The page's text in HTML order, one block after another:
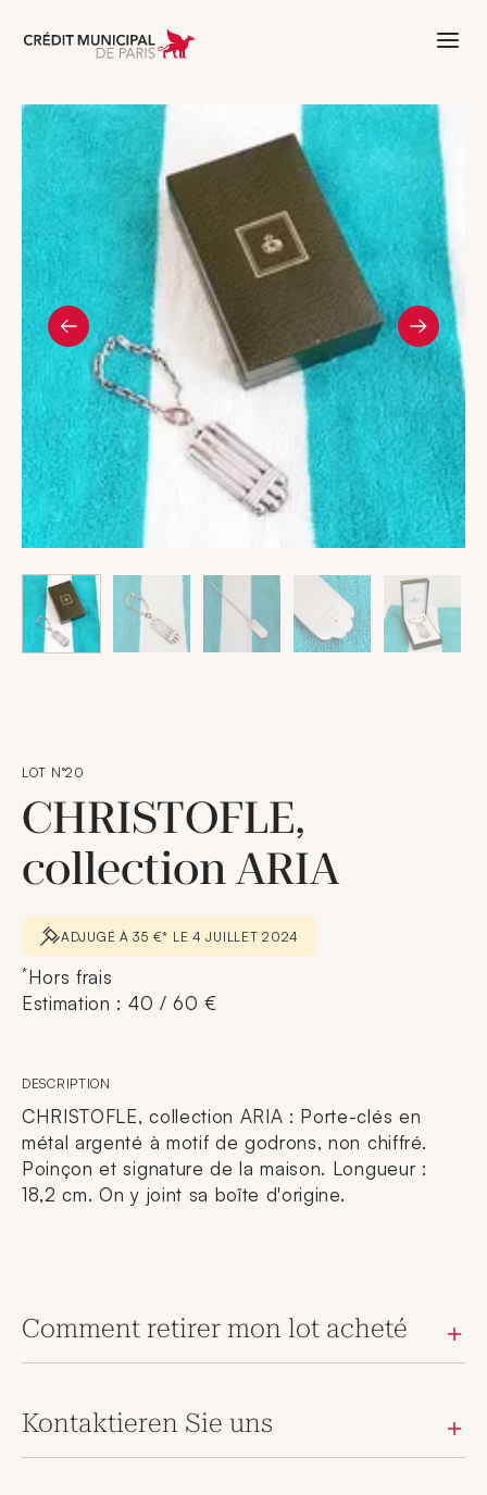
Aller à l'accueil de Crédit Municipal
LOT N°20
CHRISTOFLE,
collection ARIA
ADJUGÉ À 35 €* LE 4 JUILLET 2024
*Hors frais
Estimation : 40 / 60 €
DESCRIPTION
CHRISTOFLE, collection ARIA : Porte-clés en
métal argenté à motif de godrons, non chiffré.
Poinçon et signature de la maison. Longueur :
18,2 cm. On y joint sa boîte d'origine.
Comment retirer mon lot acheté
Kontaktieren Sie uns